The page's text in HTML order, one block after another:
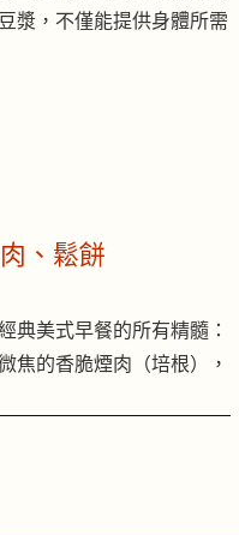
漿，不僅能提供身體所需
、鬆餅
典美式早餐的所有精髓：
焦的香脆煙肉（培根），